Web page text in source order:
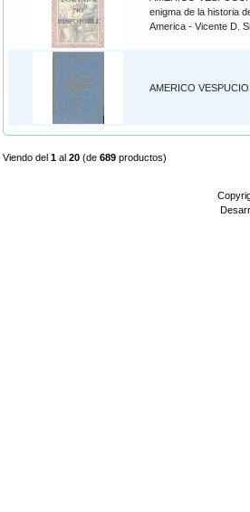
enigma de la historia
America - Vicente D.
AMERICO VESPUCIO
Viendo del 1 al 20 (de 689 productos)